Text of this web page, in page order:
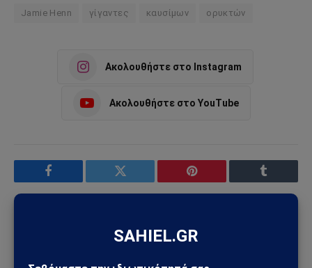
Jamie Henn γίγαντες καυσίμων ορυκτών
Ακολουθήστε στο Instagram
Ακολουθήστε στο YouTube
Facebook Twitter Pinterest Tumblr